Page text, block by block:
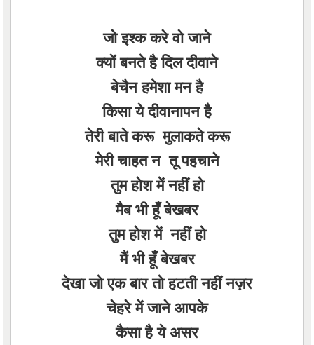
जो इश्क करे वो जाने
क्यों बनते है दिल दीवाने
बेचैन हमेशा मन है
किसा ये दीवानापन है
तेरी बाते करू मुलाकते करू
मेरी चाहत न तू पहचाने
तुम होश में नहीं हो
मैब भी हूँ बेखबर
तुम होश में नहीं हो
मैं भी हूँ बेखबर
देखा जो एक बार तो हटती नहीं नज़र
चेहरे में जाने आपके
कैसा है ये असर